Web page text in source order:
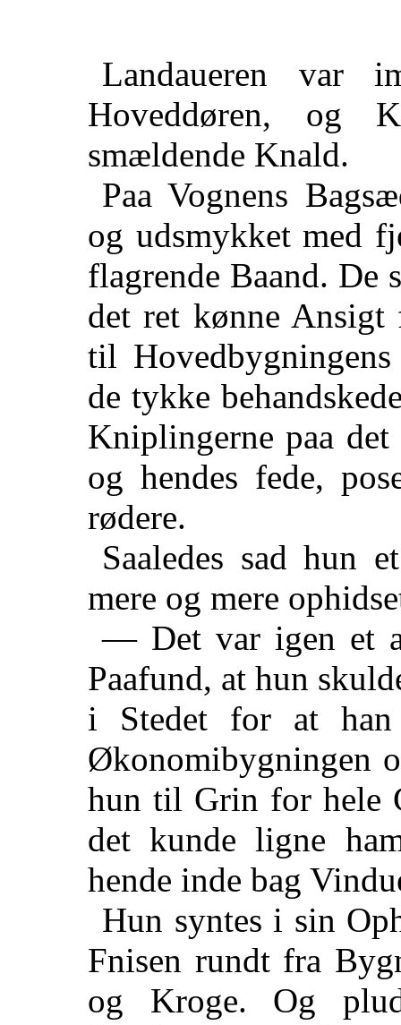
Landaueren var
Hoveddøren, og
smældende Knald.
Paa Vognens
og udsmykket med
flagrende Baand. De
det ret kønne
til
de tykke
Kniplingerne paa
og hendes fede,
rødere.
Saaledes sad hun
mere og mere
— Det var igen et
Paafund, at hun
i Stedet for at
Økonomibygningen
hun til Grin for hele
det kunde ligne
hende inde bag
Hun syntes i sin
Fnisen rundt fra
og Kroge. Og